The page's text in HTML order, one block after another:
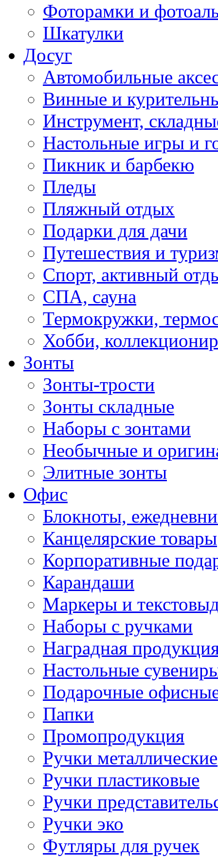
Фоторамки и
Шкатулки
Досуг
Автомобильные
Винные и
Инструмент,
Настольные игры и
Пикник и барбекю
Пледы
Пляжный отдых
Подарки для дачи
Путешествия и
Спорт, активный
СПА, сауна
Термокружки,
Хобби,
Зонты
Зонты-трости
Зонты складные
Наборы с зонтами
Необычные и
Элитные зонты
Офис
Блокноты,
Канцелярские товары
Корпоративные
Карандаши
Маркеры и
Наборы с ручками
Наградная
Настольные
Подарочные
Папки
Промопродукция
Ручки металлические
Ручки пластиковые
Ручки
Ручки эко
Футляры для ручек